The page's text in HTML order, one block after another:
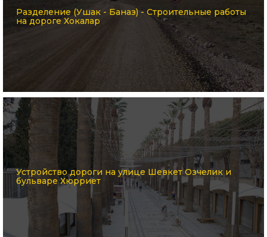
Разделение (Ушак - Баназ) - Строительные работы
на дороге Хокалар
Устройство дороги на улице Шевкет Озчелик и
бульваре Хюрриет